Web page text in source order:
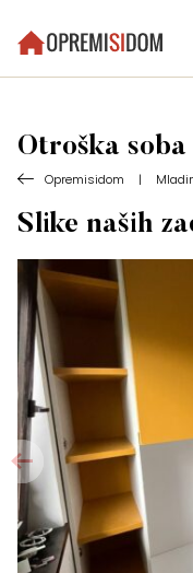
Otroška
Opremisidom |
Slike naših